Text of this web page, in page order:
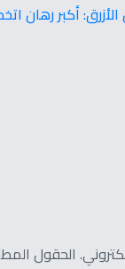
أكبر رهان
الحقول